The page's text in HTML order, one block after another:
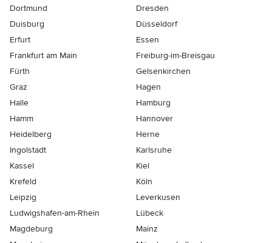
Dortmund
Dresden
Duisburg
Düsseldorf
Erfurt
Essen
Frankfurt am Main
Freiburg-im-Breisgau
Fürth
Gelsenkirchen
Graz
Hagen
Halle
Hamburg
Hamm
Hannover
Heidelberg
Herne
Ingolstadt
Karlsruhe
Kassel
Kiel
Krefeld
Köln
Leipzig
Leverkusen
Ludwigshafen-am-Rhein
Lübeck
Magdeburg
Mainz